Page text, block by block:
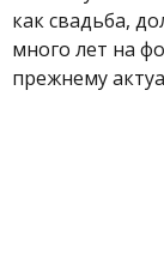
как свадьба,
много лет на
прежнему